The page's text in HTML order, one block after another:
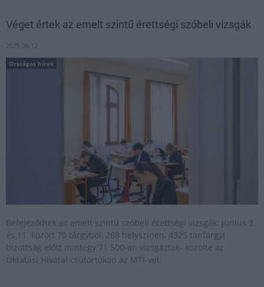
Véget értek az emelt szintű érettségi szóbeli vizsgák
2025.06.12
Országos hírek
Befejeződtek az emelt szintű szóbeli érettségi vizsgák: június 3.
és 11. között 70 tárgyból, 268 helyszínen, 4325 tantárgyi
bizottság előtt mintegy 71 500-an vizsgáztak- közölte az
Oktatási Hivatal csütörtökön az MTI-vel.